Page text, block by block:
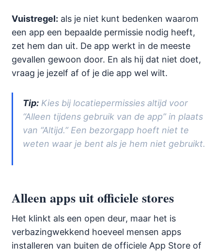
Vuistregel: als je niet kunt bedenken waarom
een app een bepaalde permissie nodig heeft,
zet hem dan uit. De app werkt in de meeste
gevallen gewoon door. En als hij dat niet doet,
vraag je jezelf af of je die app wel wilt.
Tip: Kies bij locatiepermissies altijd voor
“Alleen tijdens gebruik van de app” in plaats
van “Altijd.” Een bezorgapp hoeft niet te
weten waar je bent als je hem niet gebruikt.
Alleen apps uit officiele stores
Het klinkt als een open deur, maar het is
verbazingwekkend hoeveel mensen apps
installeren van buiten de officiele App Store of